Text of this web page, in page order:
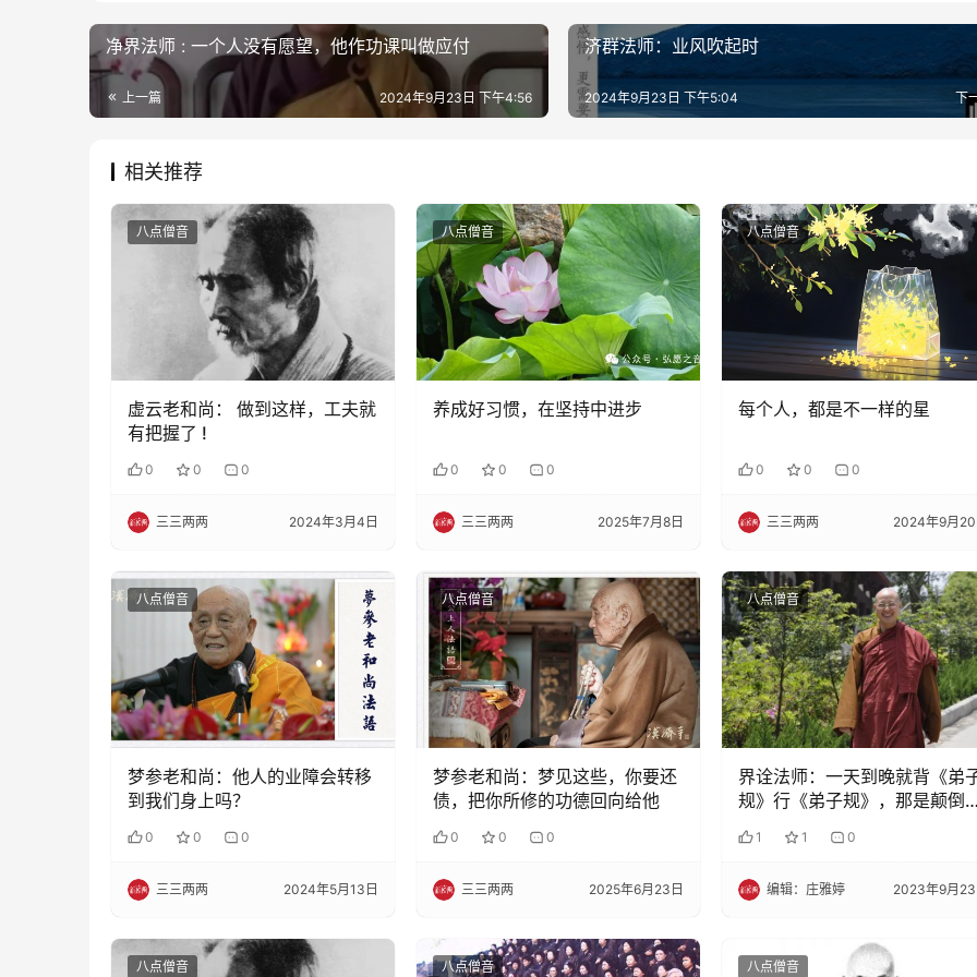
净界法师 : 一个人没有愿望，他作功课叫做应付
上一篇 2024年9月23日 下午4:56
济群法师：业风吹起时
下
2024年9月23日 下午5:04
相关推荐
八点僧音
虚云老和尚： 做到这样，工夫就
有把握了 !
0 0 0
三三两两 2024年3月4日
八点僧音
养成好习惯，在坚持中进步
0 0 0
三三两两 2025年7月8日
八点僧音
每个人，都是不一样的星
0 0 0
三三两两 2024年9月
八点僧音
梦参老和尚：他人的业障会转移
到我们身上吗？
0 0 0
三三两两 2024年5月13日
八点僧音
梦参老和尚：梦见这些，你要还
债，把你所修的功德回向给他
0 0 0
三三两两 2025年6月23日
八点僧音
界诠法师：一天到晚就背《弟
规》行《弟子规》，那是颠倒
见，你只叫世间的好人
1 1 0
编辑：庄雅婷 2023年9月
八点僧音 八点僧音 八点僧音